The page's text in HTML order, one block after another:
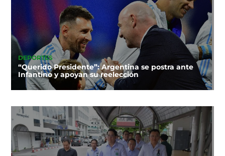
DEPORTES
“Querido Presidente”: Argentina se postra ante
Infantino y apoyan su reelección